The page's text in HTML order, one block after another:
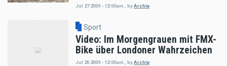
Jul 27 2009 - 12:00am byArchiv
Sport
Video: Im Morgengrauen mit FMX-
Bike über Londoner Wahrzeichen
Jul 26 2009 - 12:00am , byArchiv